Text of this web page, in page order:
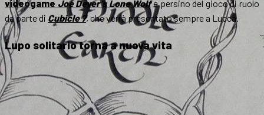
videogame Joe Dever’s Lone Wolfe persino del gioco di ruolo
da parte di Cubicle 7, che verrà presentato sempre a Lucca.
Lupo solitario torna a nuova vita